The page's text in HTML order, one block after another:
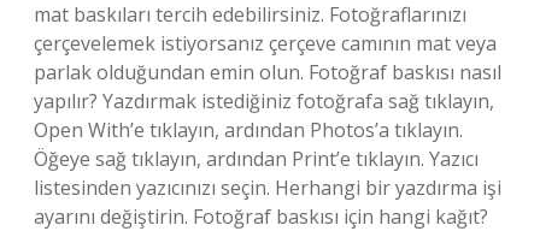
mat baskıları tercih edebilirsiniz. Fotoğraflarınızı
çerçevelemek istiyorsanız çerçeve camının mat veya
parlak olduğundan emin olun. Fotoğraf baskısı nasıl
yapılır? Yazdırmak istediğiniz fotoğrafa sağ tıklayın,
Open With’e tıklayın, ardından Photos’a tıklayın.
Öğeye sağ tıklayın, ardından Print’e tıklayın. Yazıcı
listesinden yazıcınızı seçin. Herhangi bir yazdırma işi
ayarını değiştirin. Fotoğraf baskısı için hangi kağıt?